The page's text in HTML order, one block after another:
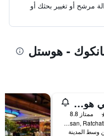
مرشح أو تغيير بحثك أو
- هوستل
ذا بيركيلي هوتل براتونام
ممتاز 8.8
559 Ratcharaprarop Rd., Makkasan, Ratchathewi, Ba, بانكوك, تايلاند